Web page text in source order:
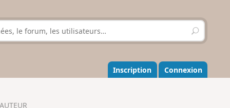
R
e
h
e
r
Inscription Connexion
AUTEUR